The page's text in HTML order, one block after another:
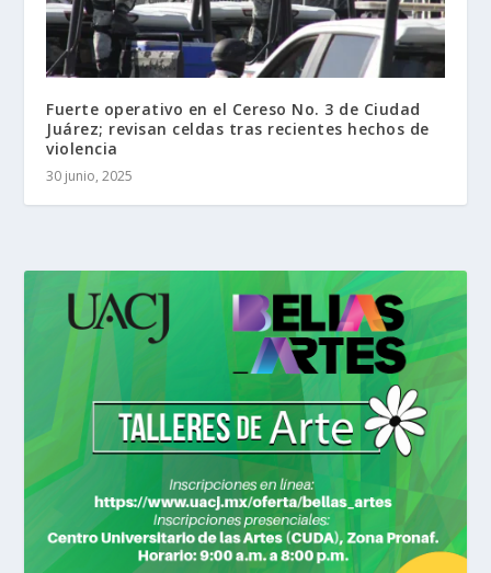
Fuerte operativo en el Cereso No. 3 de Ciudad
Juárez; revisan celdas tras recientes hechos de
violencia
30 junio, 2025